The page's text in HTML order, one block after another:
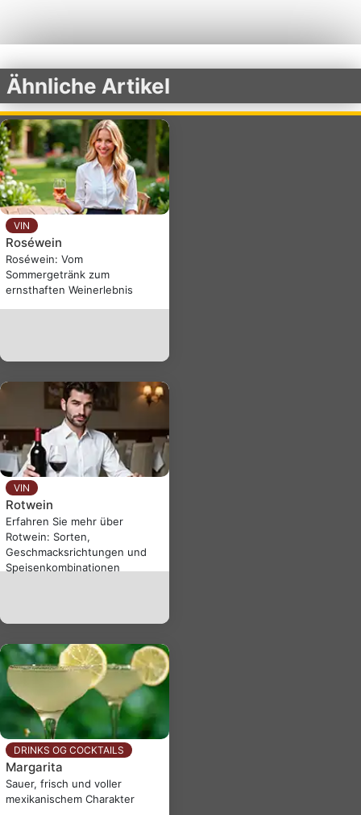
Ähnliche Artikel
VIN
Roséwein
Roséwein: Vom
Sommergetränk zum
ernsthaften Weinerlebnis
VIN
Rotwein
Erfahren Sie mehr über
Rotwein: Sorten,
Geschmacksrichtungen und
Speisenkombinationen
DRINKS OG COCKTAILS
Margarita
Sauer, frisch und voller
mexikanischem Charakter